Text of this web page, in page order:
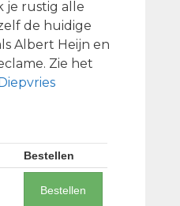
je rustig alle
de huidige
Albert Heijn en
Zie het
Bestellen
Bestellen